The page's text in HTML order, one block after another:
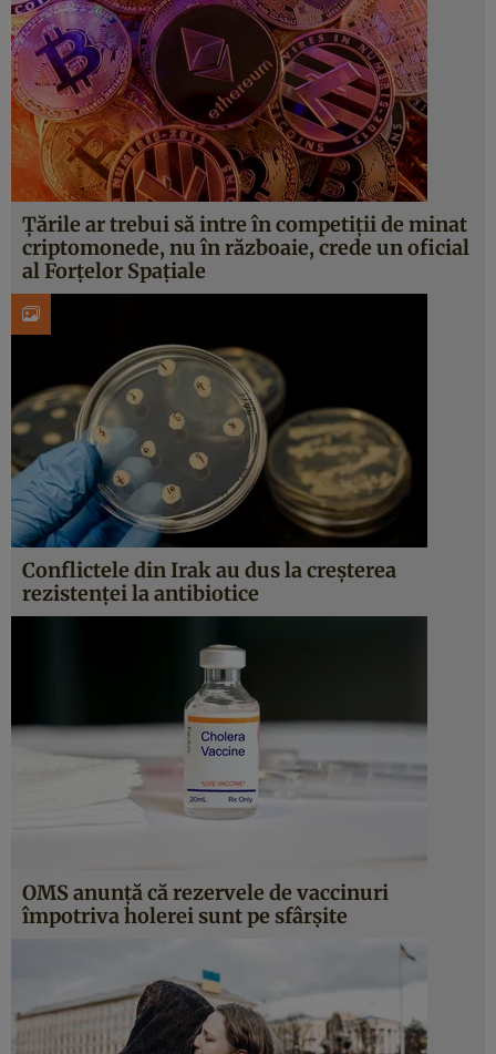
Țările ar trebui să intre în competiții de minat
criptomonede, nu în războaie, crede un oficial
al Forțelor Spațiale
Conflictele din Irak au dus la creșterea
rezistenței la antibiotice
OMS anunță că rezervele de vaccinuri
împotriva holerei sunt pe sfârșite